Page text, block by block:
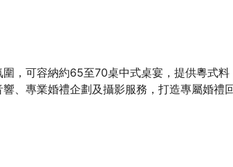
，可容納約65至70桌中式桌宴，提供粵式料
、專業婚禮企劃及攝影服務，打造專屬婚禮